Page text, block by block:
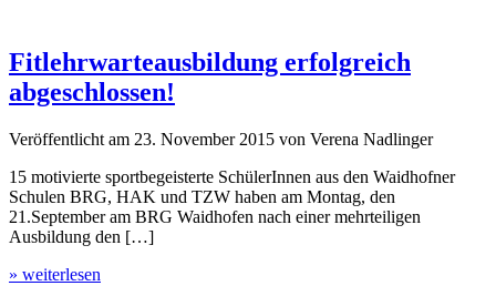
Fitlehrwarteausbildung erfolgreich
abgeschlossen!
Veröffentlicht am 23. November 2015 von Verena Nadlinger
15 motivierte sportbegeisterte SchülerInnen aus den Waidhofner
Schulen BRG, HAK und TZW haben am Montag, den
21.September am BRG Waidhofen nach einer mehrteiligen
Ausbildung den […]
» weiterlesen